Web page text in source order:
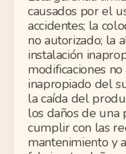
causados por el
accidentes; la
no autorizado; la
instalación
modificaciones
inapropiado del
la caída del
los daños de una
cumplir con las
mantenimiento y